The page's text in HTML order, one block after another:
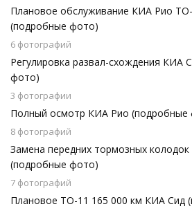
Плановое обслуживание КИА Рио
(подробные фото)
6 фотографий
Регулировка развал-схождения КИА
фото)
3 фотографии
Полный осмотр КИА Рио (подробные
8 фотографий
Замена передних тормозных
(подробные фото)
7 фотографий
Плановое ТО-11 165 000 км КИА Сид